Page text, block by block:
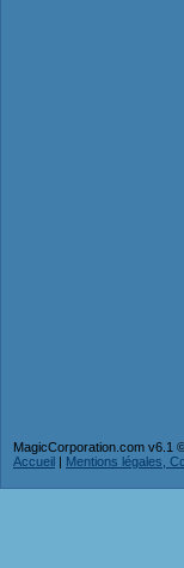
MagicCorporation.com v6.1
Accueil | Mentions légales,